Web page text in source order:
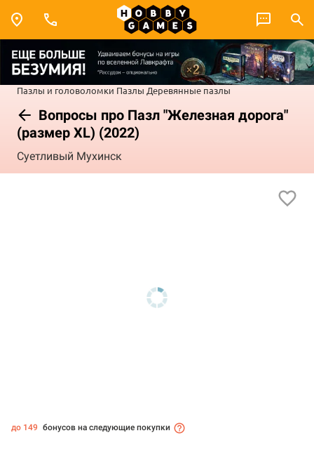
Пазлы и головоломки Пазлы Деревянные пазлы
Вопросы про Пазл "Железная дорога"
(размер XL) (2022)
Суетливый Мухинск
до 149 бонусов на следующие покупки